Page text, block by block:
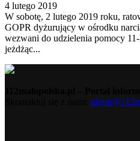
4 lutego 2019
W sobotę, 2 lutego 2019 roku,
GOPR dyżurujący w ośrodku
wezwani do udzielenia pomocy
jeżdżąc...